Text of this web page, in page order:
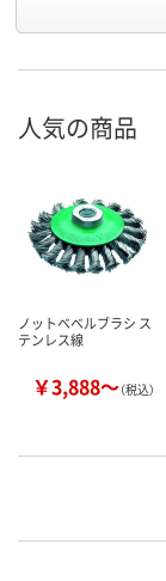
人気の商品
ノットベベルブラシ ス
テンレス線
￥3,888～（税込）